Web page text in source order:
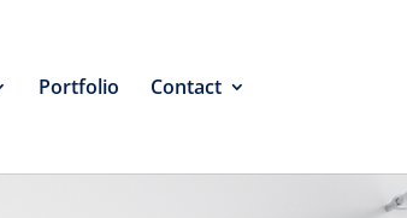
Portfolio Contact